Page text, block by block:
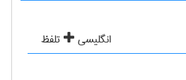
انگلیسی
تلفظ